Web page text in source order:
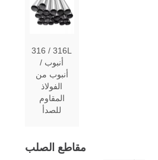
316 / 316L
أنبوب /
أنبوب من
الفولاذ
المقاوم
للصدأ
مقاطع الصلب